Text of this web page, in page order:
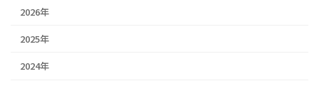
2026年
2025年
2024年